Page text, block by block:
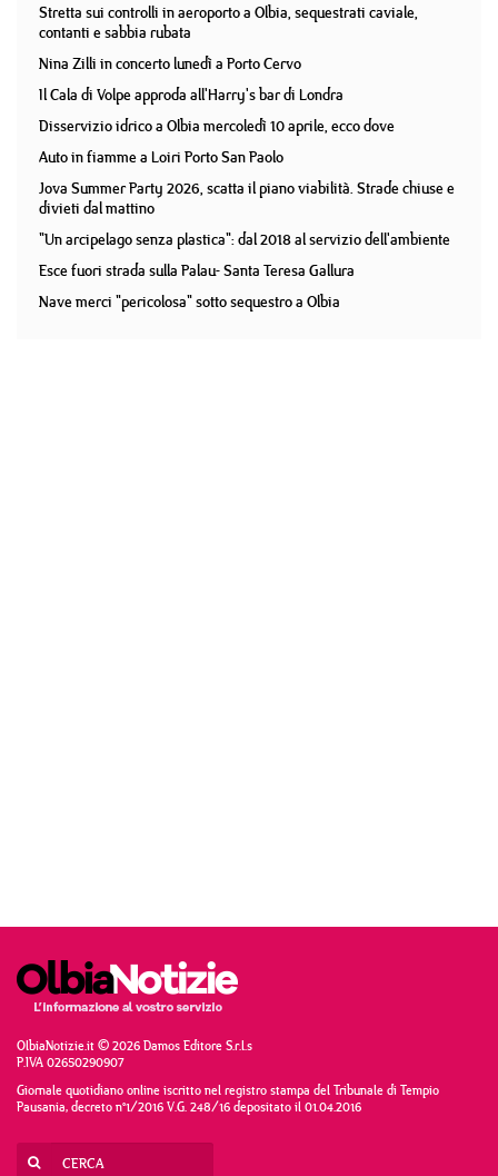
Stretta sui controlli in aeroporto a Olbia, sequestrati caviale,
contanti e sabbia rubata
Nina Zilli in concerto lunedì a Porto Cervo
Il Cala di Volpe approda all'Harry's bar di Londra
Disservizio idrico a Olbia mercoledì 10 aprile, ecco dove
Auto in fiamme a Loiri Porto San Paolo
Jova Summer Party 2026, scatta il piano viabilità. Strade chiuse e
divieti dal mattino
"Un arcipelago senza plastica": dal 2018 al servizio dell'ambiente
Esce fuori strada sulla Palau- Santa Teresa Gallura
Nave merci "pericolosa" sotto sequestro a Olbia
OlbiaNotizie.it © 2026 Damos Editore S.r.l.s
P.IVA 02650290907
Giornale quotidiano online iscritto nel registro stampa del Tribunale di Tempio
Pausania, decreto n°1/2016 V.G. 248/16 depositato il 01.04.2016